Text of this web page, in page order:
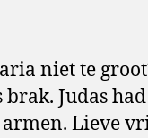
niet te
Judas
Lieve